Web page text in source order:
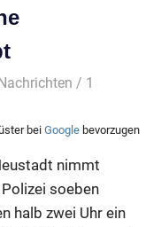
/ 1
beiGoogle bevorzugen
nimmt
soeben
halb zwei Uhr ein